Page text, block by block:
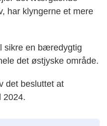
har klyngerne et mere
sikre en bæredygtig
det østjyske område.
det besluttet at
2024.